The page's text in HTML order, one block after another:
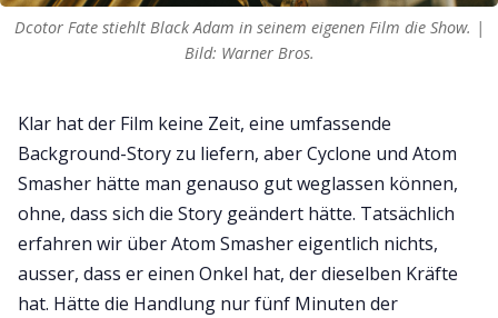
Dcotor Fate stiehlt Black Adam in seinem eigenen Film die Show. |
Bild: Warner Bros.
Klar hat der Film keine Zeit, eine umfassende
Background-Story zu liefern, aber Cyclone und Atom
Smasher hätte man genauso gut weglassen können,
ohne, dass sich die Story geändert hätte. Tatsächlich
erfahren wir über Atom Smasher eigentlich nichts,
ausser, dass er einen Onkel hat, der dieselben Kräfte
hat. Hätte die Handlung nur fünf Minuten der